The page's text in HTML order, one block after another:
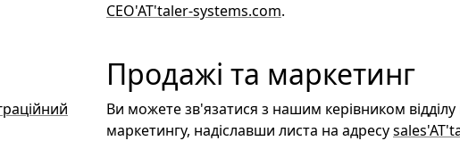
CEO'AT'taler-systems.com.
Продажі та маркетинг
Ви можете зв'язатися з нашим керівником
маркетингу, надіславши листа на адресу